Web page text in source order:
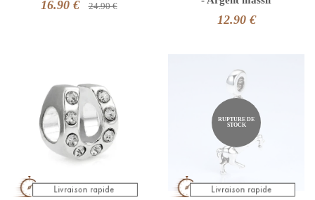
16.90 € 24.90 €
12.90 €
RUPTURE DE
STOCK